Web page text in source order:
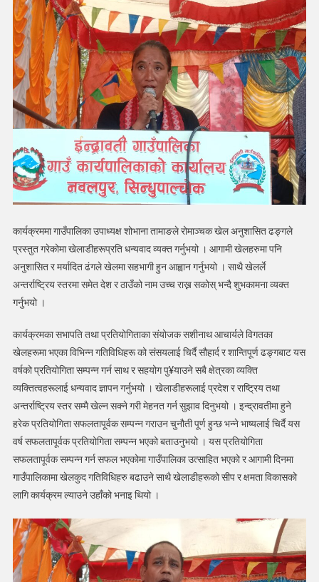
कार्यक्रममा गाउँपालिका उपाध्यक्ष शोभाना तामाङले रोमाञ्चक खेल अनुशासित ढङ्गले
प्रस्तुत गरेकोमा खेलाडीहरूप्रति धन्यवाद व्यक्त गर्नुभयो । आगामी खेलहरुमा पनि
अनुशासित र मर्यादित ढंगले खेलमा सहभागी हुन आह्वान गर्नुभयो । साथै खेलर्ले
अन्तर्राष्ट्रिय स्तरमा समेत देश र ठाउँको नाम उच्च राख्न सकोस् भन्दै शुभकामना व्यक्त
गर्नुभयो ।
कार्यक्रमका सभापति तथा प्रतियोगिताका संयोजक सशीनाथ आचार्यले विगतका
खेलहरूमा भएका विभिन्न गतिविधिहरू को संसयलाई चिर्दै सौहार्द र शान्तिपूर्ण ढङ्गबाट यस
वर्षको प्रतियोगिता सम्पन्न गर्न साथ र सहयोग पु¥याउने सबै क्षेत्रका व्यक्ति
व्यक्तित्वहरूलाई धन्यवाद ज्ञापन गर्नुभयो । खेलाडीहरूलाई प्रदेश र राष्ट्रिय तथा
अन्तर्राष्ट्रिय स्तर सम्मै खेल्न सक्ने गरी मेहनत गर्न सुझाव दिनुभयो । इन्द्रावतीमा हुने
हरेक प्रतियोगिता सफलतापूर्वक सम्पन्न गराउन चुनौती पूर्ण हुन्छ भन्ने भाष्यलाई चिर्दै यस
वर्ष सफलतापूर्वक प्रतियोगिता सम्पन्न भएको बताउनुभयो । यस प्रतियोगिता
सफलतापूर्वक सम्पन्न गर्न सफल भएकोमा गाउँपालिका उत्साहित भएको र आगामी दिनमा
गाउँपालिकामा खेलकुद गतिविधिहरु बढाउने साथै खेलाडीहरूको सीप र क्षमता विकासको
लागि कार्यक्रम ल्याउने उहाँको भनाइ थियो ।